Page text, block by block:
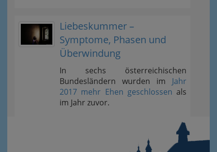
Liebeskummer –
Symptome, Phasen und
Überwindung
In sechs österreichischen
Bundesländern wurden im Jahr
2017 mehr Ehen geschlossen als
im Jahr zuvor.